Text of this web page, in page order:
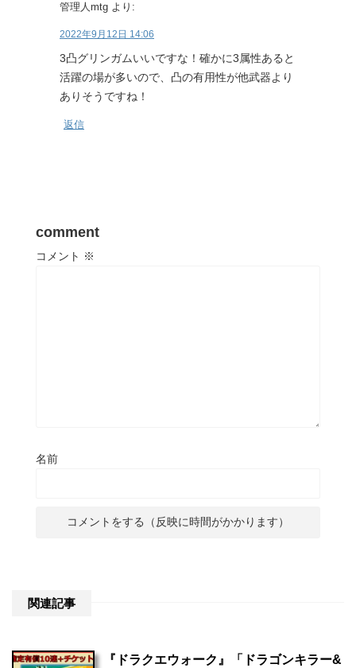
管理人mtg より:
2022年9月12日 14:06
3凸グリンガムいいですな！確かに3属性あると
活躍の場が多いので、凸の有用性が他武器より
ありそうですね！
返信
comment
コメント ※
名前
関連記事
『ドラクエウォーク』「ドラゴンキラー&